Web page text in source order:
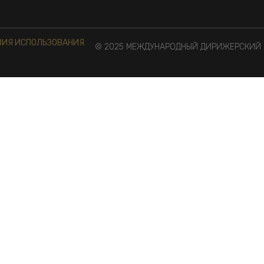
ИСПОЛЬЗОВАНИЯ © 2025 МЕЖДУНАРОДНЫЙ ДИРИЖЕРСКИЙ